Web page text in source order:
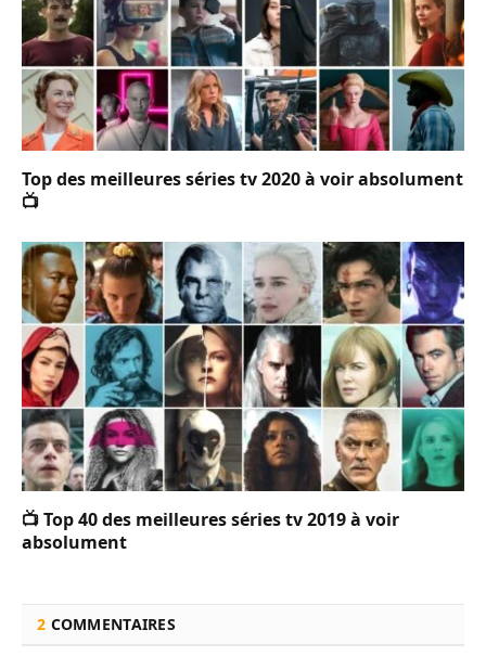
Top des meilleures séries tv 2020 à voir absolument
📺
📺 Top 40 des meilleures séries tv 2019 à voir
absolument
2 COMMENTAIRES